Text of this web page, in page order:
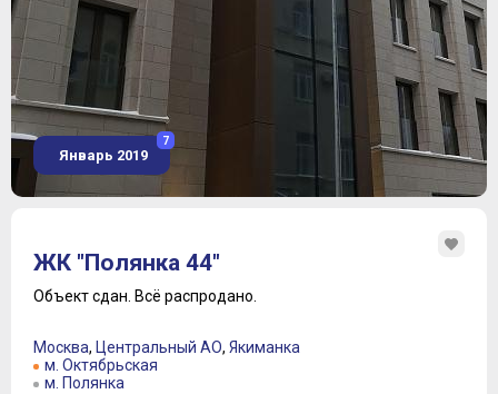
Январь 2019
7
ЖК "Полянка 44"
Объект сдан. Всё распродано.
Москва, Центральный АО, Якиманка
м. Октябрьская
м. Полянка